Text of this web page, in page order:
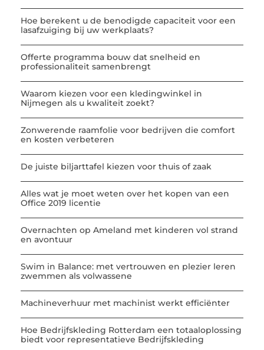
Hoe berekent u de benodigde capaciteit voor een
lasafzuiging bij uw werkplaats?
Offerte programma bouw dat snelheid en
professionaliteit samenbrengt
Waarom kiezen voor een kledingwinkel in
Nijmegen als u kwaliteit zoekt?
Zonwerende raamfolie voor bedrijven die comfort
en kosten verbeteren
De juiste biljarttafel kiezen voor thuis of zaak
Alles wat je moet weten over het kopen van een
Office 2019 licentie
Overnachten op Ameland met kinderen vol strand
en avontuur
Swim in Balance: met vertrouwen en plezier leren
zwemmen als volwassene
Machineverhuur met machinist werkt efficiënter
Hoe Bedrijfskleding Rotterdam een totaaloplossing
biedt voor representatieve Bedrijfskleding